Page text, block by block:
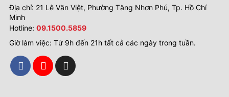
Địa chỉ: 21 Lê Văn Việt, Phường Tăng Nhơn Phú, Tp. Hồ Chí
Minh
Hotline: 09.1500.5859
Giờ làm việc: Từ 9h đến 21h tất cả các ngày trong tuần.